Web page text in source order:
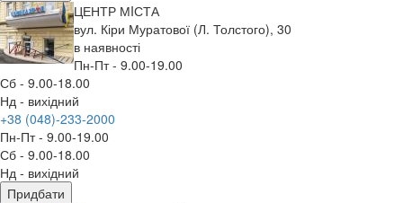
ЦЕНТР МIСТА
вул. Кіри Муратової (Л. Толстого), 30
в наявності
Пн-Пт - 9.00-19.00
Сб - 9.00-18.00
Нд - вихідний
+38 (048)-233-2000
Пн-Пт - 9.00-19.00
Сб - 9.00-18.00
Нд - вихідний
Придбати